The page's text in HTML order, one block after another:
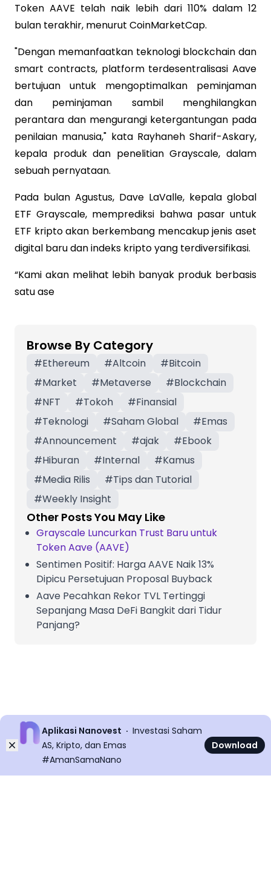
Token AAVE telah naik lebih dari 110% dalam 12
bulan terakhir, menurut CoinMarketCap.
"Dengan memanfaatkan teknologi blockchain dan
smart contracts, platform terdesentralisasi Aave
bertujuan untuk mengoptimalkan peminjaman
dan peminjaman sambil menghilangkan
perantara dan mengurangi ketergantungan pada
penilaian manusia," kata Rayhaneh Sharif-Askary,
kepala produk dan penelitian Grayscale, dalam
sebuah pernyataan.
Pada bulan Agustus, Dave LaValle, kepala global
ETF Grayscale, memprediksi bahwa pasar untuk
ETF kripto akan berkembang mencakup jenis aset
digital baru dan indeks kripto yang terdiversifikasi.
“Kami akan melihat lebih banyak produk berbasis
satu ase
Browse By Category
#Ethereum #Altcoin #Bitcoin
#Market #Metaverse #Blockchain
#NFT #Tokoh #Finansial
#Teknologi #Saham Global #Emas
#Announcement #ajak #Ebook
#Hiburan #Internal #Kamus
#Media Rilis #Tips dan Tutorial
#Weekly Insight
Other Posts You May Like
Grayscale Luncurkan Trust Baru untuk
Token Aave (AAVE)
Sentimen Positif: Harga AAVE Naik 13%
Dipicu Persetujuan Proposal Buyback
Aave Pecahkan Rekor TVL Tertinggi
Sepanjang Masa DeFi Bangkit dari Tidur
Panjang?
Dismiss
Aplikasi Nanovest
Investasi Saham
AS, Kripto, dan Emas
#AmanSamaNano
Download